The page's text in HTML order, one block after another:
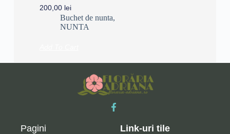
200,00 lei
Buchet de nunta,
NUNTA
Pagini Link-uri tile